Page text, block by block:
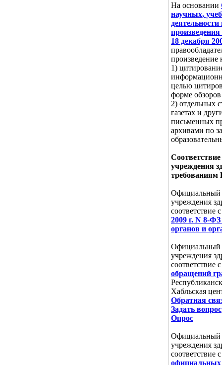
На основании
научных,
18 декабря
произведение
1)
целью
форме
2) отдельных
газетах и
письменных
архивами по
учреждения
требованиям
Официальный
учреждения
соответствие
2009 г. N 8-
органов и
Официальный
учреждения
соответствие
обращений
Хабльская
Обратная
Задать вопрос
Опрос
Официальный
учреждения
соответствие
официальных